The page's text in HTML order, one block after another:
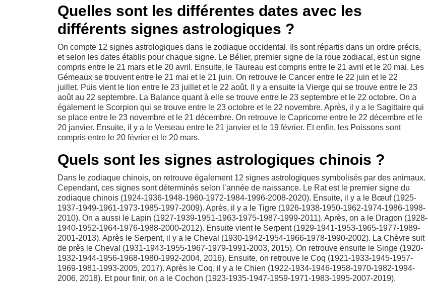
Quelles sont les différentes dates avec les
différents signes astrologiques ?
On compte 12 signes astrologiques dans le zodiaque occidental. Ils sont répartis dans un ordre précis,
et selon les dates établis pour chaque signe. Le Bélier, premier signe de la roue zodiacal, est un signe
compris entre le 21 mars et le 20 avril. Ensuite, le Taureau est compris entre le 21 avril et le 20 mai. Les
Gémeaux se trouvent entre le 21 mai et le 21 juin. On retrouve le Cancer entre le 22 juin et le 22
juillet. Puis vient le lion entre le 23 juillet et le 22 août. Il y a ensuite la Vierge qui se trouve entre le 23
août au 22 septembre. La Balance quant à elle se trouve entre le 23 septembre et le 22 octobre. On a
également le Scorpion qui se trouve entre le 23 octobre et le 22 novembre. Après, il y a le Sagittaire qui
se place entre le 23 novembre et le 21 décembre. On retrouve le Capricorne entre le 22 décembre et le
20 janvier. Ensuite, il y a le Verseau entre le 21 janvier et le 19 février. Et enfin, les Poissons sont
compris entre le 20 février et le 20 mars.
Quels sont les signes astrologiques chinois ?
Dans le zodiaque chinois, on retrouve également 12 signes astrologiques symbolisés par des animaux.
Cependant, ces signes sont déterminés selon l’année de naissance. Le Rat est le premier signe du
zodiaque chinois (1924-1936-1948-1960-1972-1984-1996-2008-2020). Ensuite, il y a le Bœuf (1925-
1937-1949-1961-1973-1985-1997-2009). Après, il y a le Tigre (1926-1938-1950-1962-1974-1986-1998-
2010). On a aussi le Lapin (1927-1939-1951-1963-1975-1987-1999-2011). Après, on a le Dragon (1928-
1940-1952-1964-1976-1988-2000-2012). Ensuite vient le Serpent (1929-1941-1953-1965-1977-1989-
2001-2013). Après le Serpent, il y a le Cheval (1930-1942-1954-1966-1978-1990-2002). La Chèvre suit
de près le Cheval (1931-1943-1955-1967-1979-1991-2003, 2015). On retrouve ensuite le Singe (1920-
1932-1944-1956-1968-1980-1992-2004, 2016). Ensuite, on retrouve le Coq (1921-1933-1945-1957-
1969-1981-1993-2005, 2017). Après le Coq, il y a le Chien (1922-1934-1946-1958-1970-1982-1994-
2006, 2018). Et pour finir, on a le Cochon (1923-1935-1947-1959-1971-1983-1995-2007-2019).